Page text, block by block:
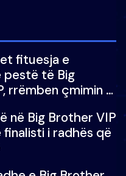
fituesja e
të Big
rrëmben çmimin e
në Big Brother VIP
finalisti i radhës që